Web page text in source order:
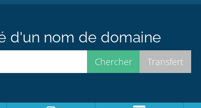
d'un nom de domaine